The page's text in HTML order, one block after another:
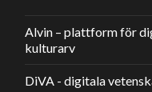
Alvin – plattform för
kulturarv
DiVA - digitala